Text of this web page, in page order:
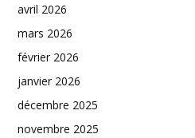
avril 2026
mars 2026
février 2026
janvier 2026
décembre 2025
novembre 2025